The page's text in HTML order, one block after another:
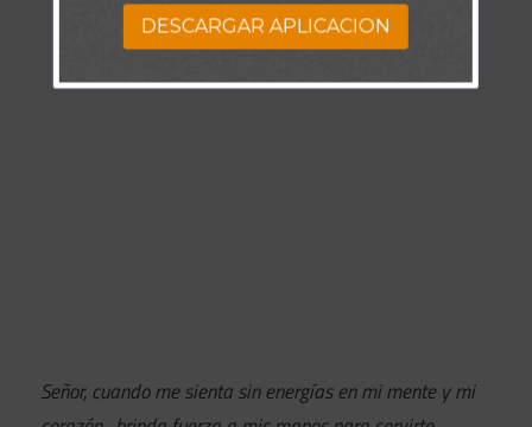
Señor, cuando me sienta sin energías en mi mente y mi
DESCARGAR APLICACION